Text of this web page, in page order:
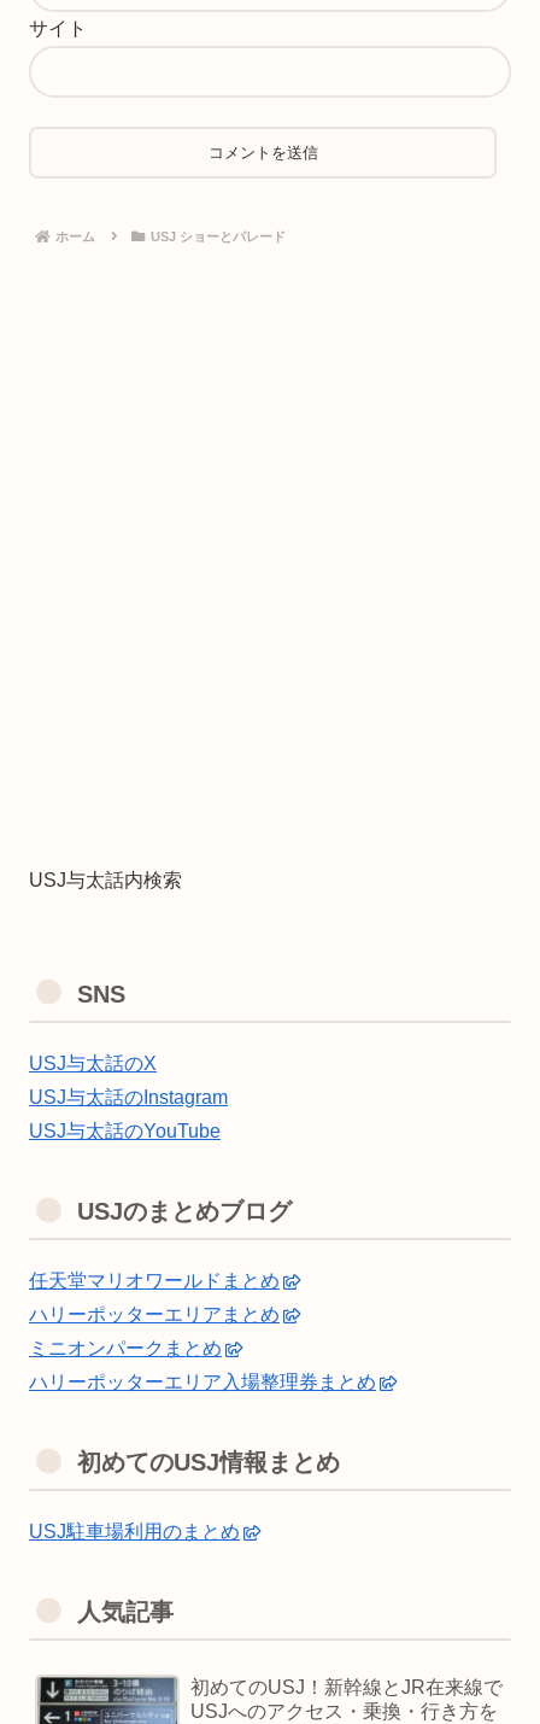
サイト
ホーム USJ ショーとパレード
USJ与太話内検索
SNS
USJ与太話のX
USJ与太話のInstagram
USJ与太話のYouTube
USJのまとめブログ
任天堂マリオワールドまとめ
ハリーポッターエリアまとめ
ミニオンパークまとめ
ハリーポッターエリア入場整理券まとめ
初めてのUSJ情報まとめ
USJ駐車場利用のまとめ
人気記事
初めてのUSJ！新幹線とJR在来線で
USJへのアクセス・乗換・行き方を